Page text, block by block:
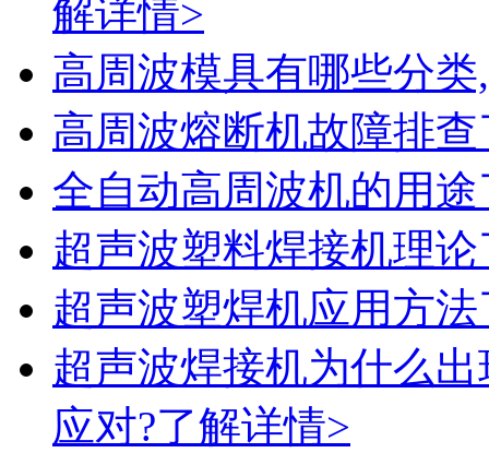
解详情>
高周波模具有哪些分
高周波熔断机故障排查
全自动高周波机的用途
超声波塑料焊接机理论
超声波塑焊机应用方法
超声波焊接机为什么
应对?了解详情>